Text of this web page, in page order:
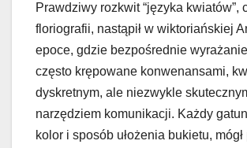
Prawdziwy rozkwit “języka kwiatów”,
floriografii, nastąpił w wiktoriańskiej
epoce, gdzie bezpośrednie
często krępowane konwenansami,
dyskretnym, ale niezwykle
narzędziem komunikacji. Każdy
kolor i sposób ułożenia bukietu,